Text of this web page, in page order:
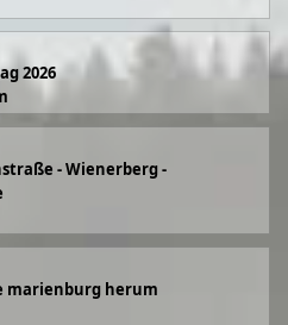
2026
- Wienerberg -
marienburg herum